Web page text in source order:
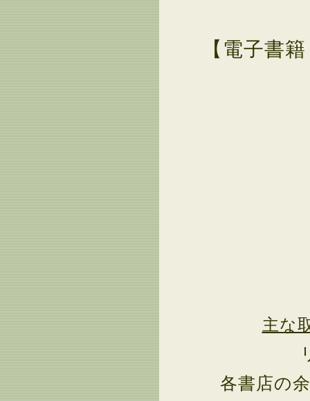
【電子書
主な
各書店の